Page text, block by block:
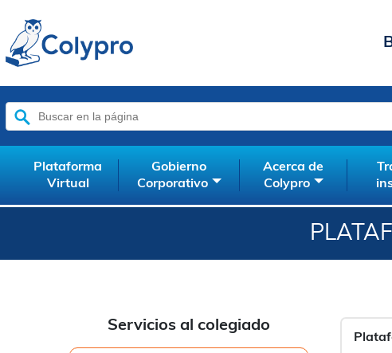
Buscar:
Plataforma
Virtual
Gobierno
Corporativo
Acerca de
Colypro
Servicios al colegiado